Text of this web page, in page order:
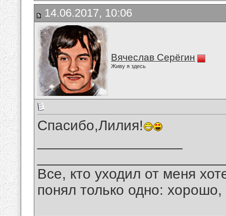
14.06.2017, 10:06
Вячеслав Серёгин
Живу я здесь
Спасибо,Лилия!
Все, кто уходил от меня
понял только одно: